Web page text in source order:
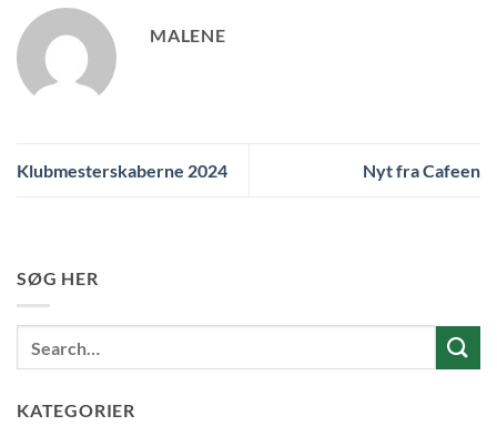
MALENE
Klubmesterskaberne 2024 Nyt fra Cafeen
SØG HER
KATEGORIER